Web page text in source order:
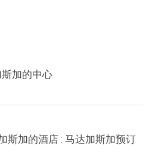
加的中心
斯加的酒店 : 马达加斯加预订